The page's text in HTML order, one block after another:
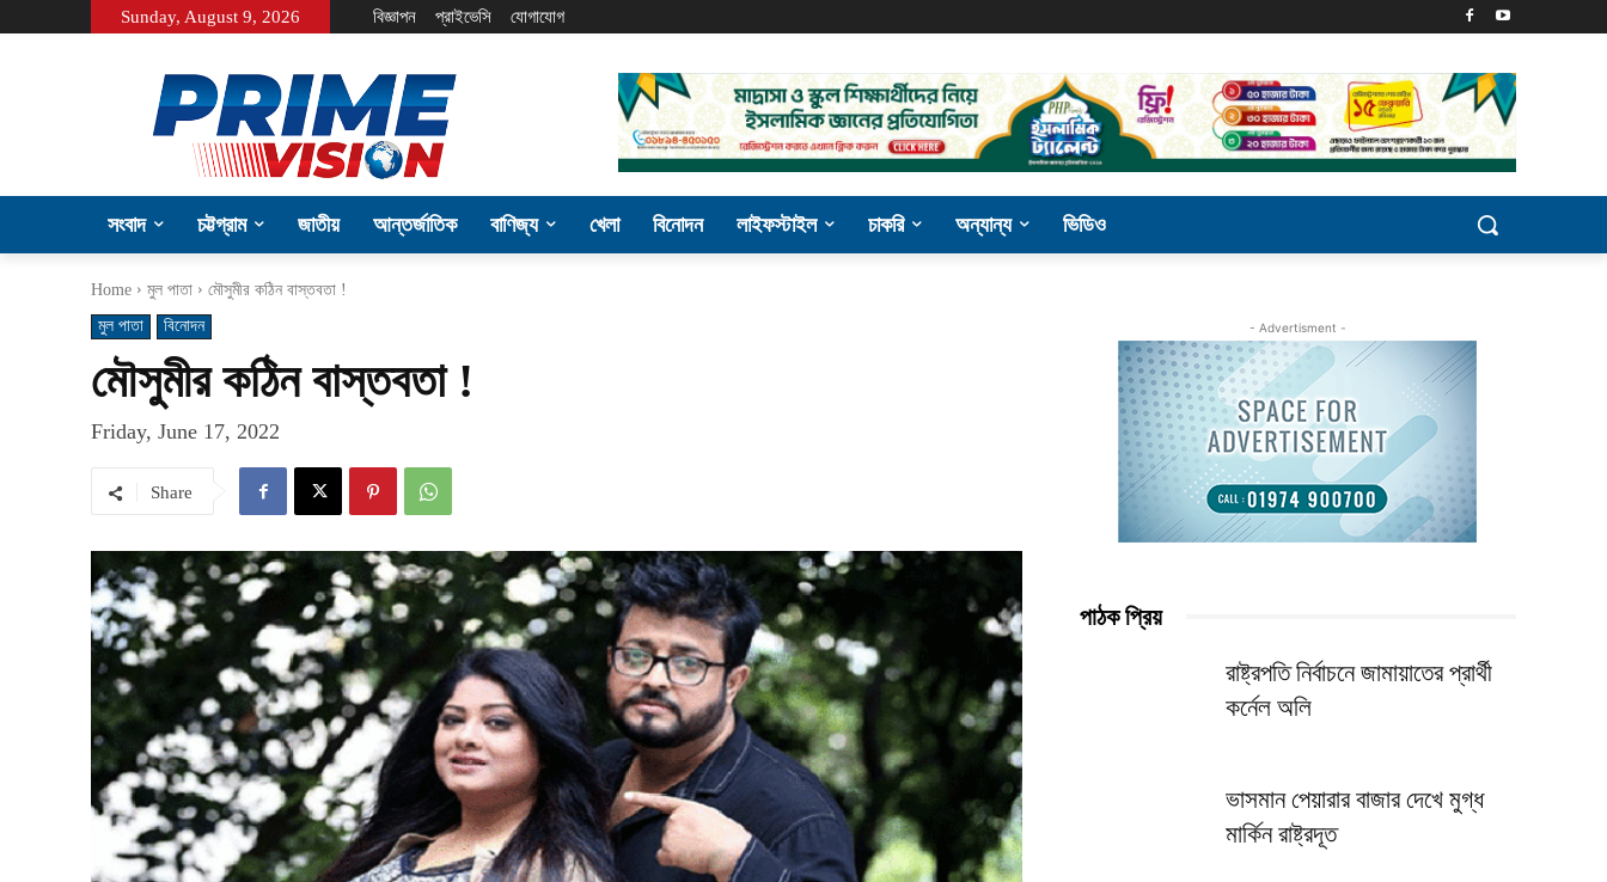
Sunday, August 9, 2026 বিজ্ঞাপন প্রাইভেসি যোগাযোগ
সংবাদ চট্টগ্রাম জাতীয় আন্তর্জাতিক বাণিজ্য খেলা বিনোদন লাইফস্টাইল চাকরি অন্যান্য ভিডিও
Home মুল পাতা
মৌসুমীর কঠিন বাস্তবতা !
মুল পাতা
বিনোদন
মৌসুমীর কঠিন বাস্তবতা !
Friday, June 17, 2022
Share
- Advertisment -
পাঠক প্রিয়
রাষ্ট্রপতি নির্বাচনে জামায়াতের প্রার্থী
কর্নেল অলি
ভাসমান পেয়ারার বাজার দেখে মুগ্ধ
মার্কিন রাষ্ট্রদূত